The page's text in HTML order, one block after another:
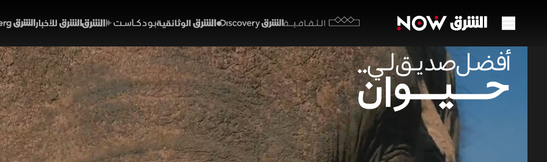
الثقافية
تواصل فريد
50:01 بيئة ومناخ
أفضل صديق لي حيوان الحلقة 1
تتناول هذه الحلقة قصصاً عن علاقات غير معتادة تجمع بين البشر
والتفاعل، مروراً بسمكة الراي التي تبدي سلوكاً عاطفياً مفاجئاً،
علاقة ألفة مع إنسان ويظهر سلوكاً ودوداً يثير الدهشة داخل الحياة